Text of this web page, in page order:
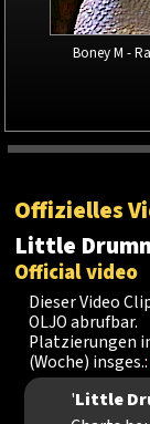
Boney M -
Offizielles
Little
Official video
Dieser Video
OLJO abrufbar.
Platzierungen
(Woche) insges.:
'Little